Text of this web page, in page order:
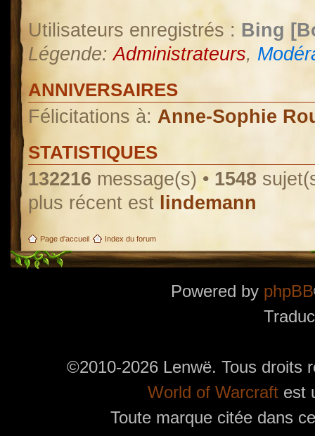
Utilisateurs enregistrés : Bing
Légende:Administrateurs,
ANNIVERSAIRES
Félicitations à: Anne-Sophie
STATISTIQUES
132216 message(s) • 1548
plus récent est lindemann
Page d'accueil Index du forum
Powered by phpBB
©2010-2026 Lenwë. Tous droits
World of Warcraftest
Toute marque citée dans